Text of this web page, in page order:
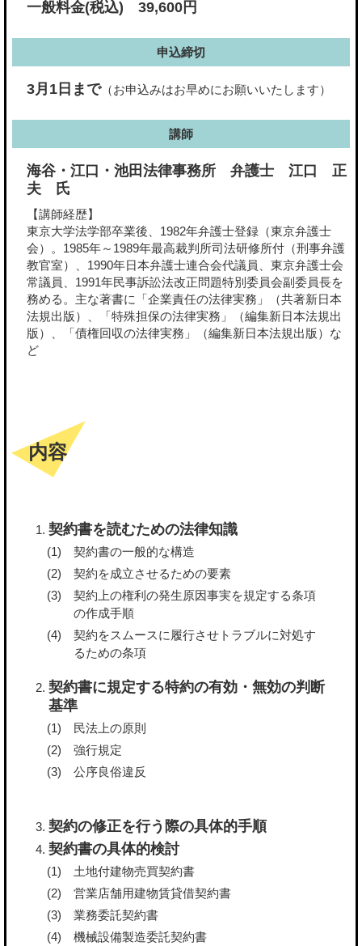
一般料金(税込) 39,600円
申込締切
3月1日まで（お申込みはお早めにお願いいたします）
講師
海谷・江口・池田法律事務所 弁護士 江口 正
夫 氏
【講師経歴】
東京大学法学部卒業後、1982年弁護士登録（東京弁護士
会）。1985年～1989年最高裁判所司法研修所付（刑事弁護
教官室）、1990年日本弁護士連合会代議員、東京弁護士会
常議員、1991年民事訴訟法改正問題特別委員会副委員長を
務める。主な著書に「企業責任の法律実務」（共著新日本
法規出版）、「特殊担保の法律実務」（編集新日本法規出
版）、「債権回収の法律実務」（編集新日本法規出版）な
ど
内容
契約書を読むための法律知識
契約書の一般的な構造
契約を成立させるための要素
契約上の権利の発生原因事実を規定する条項
の作成手順
契約をスムースに履行させトラブルに対処す
るための条項
契約書に規定する特約の有効・無効の判断
基準
民法上の原則
強行規定
公序良俗違反
契約の修正を行う際の具体的手順
契約書の具体的検討
土地付建物売買契約書
営業店舗用建物賃貸借契約書
業務委託契約書
機械設備製造委託契約書